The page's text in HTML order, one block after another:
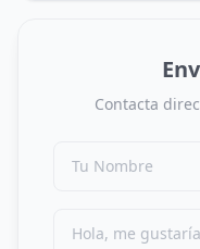
Contacta